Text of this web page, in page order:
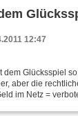
obwohl wir
12:47
dem Glücksspiel
aber die
im Netz =